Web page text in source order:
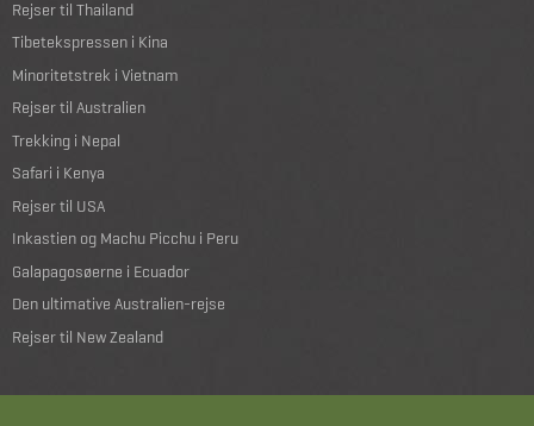
Rejser til Thailand
Tibetekspressen i Kina
Minoritetstrek i Vietnam
Rejser til Australien
Trekking i Nepal
Safari i Kenya
Rejser til USA
Inkastien og Machu Picchu i Peru
Galapagosøerne i Ecuador
Den ultimative Australien-rejse
Rejser til New Zealand